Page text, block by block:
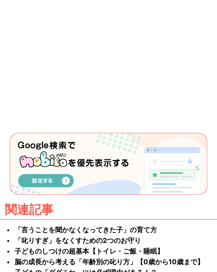
関連記事
「言うことを聞かなくなってきた子」の育て方
「叱りすぎ」をなくすための2つのお守り
子どものしつけの超基本【トイレ・ご飯・睡眠】
脳の成長から考える「年齢別の叱り方」【0歳から10歳まで】